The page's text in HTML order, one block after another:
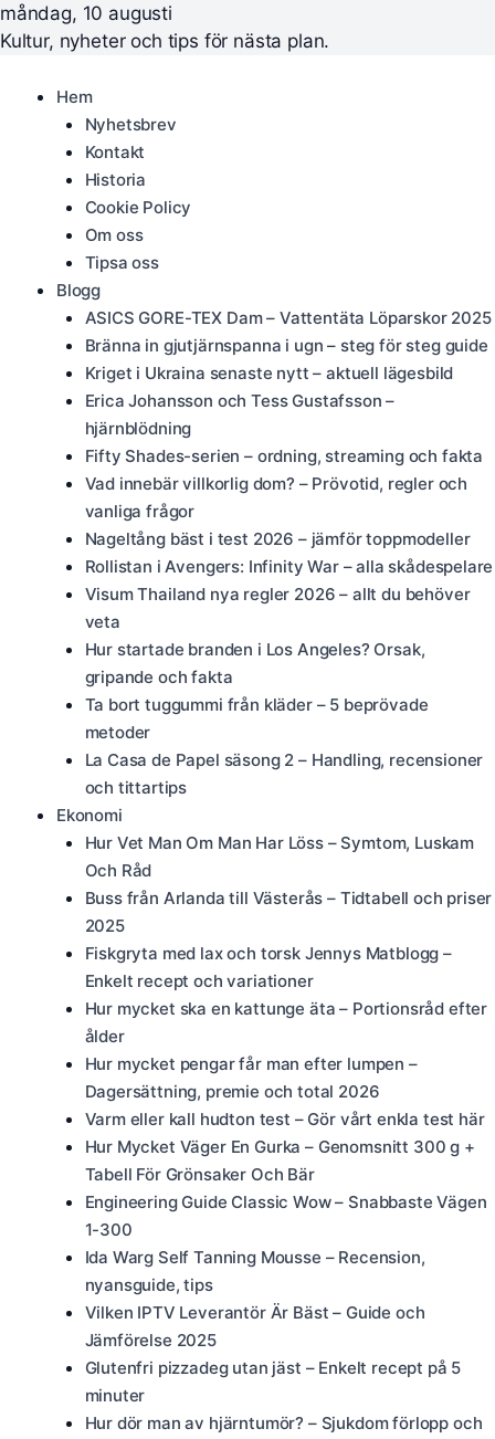
måndag, 10 augusti
Kultur, nyheter och tips för nästa plan.
Hem
Nyhetsbrev
Kontakt
Historia
Cookie Policy
Om oss
Tipsa oss
Blogg
ASICS GORE-TEX Dam – Vattentäta Löparskor 2025
Bränna in gjutjärnspanna i ugn – steg för steg guide
Kriget i Ukraina senaste nytt – aktuell lägesbild
Erica Johansson och Tess Gustafsson –
hjärnblödning
Fifty Shades-serien – ordning, streaming och fakta
Vad innebär villkorlig dom? – Prövotid, regler och
vanliga frågor
Nageltång bäst i test 2026 – jämför toppmodeller
Rollistan i Avengers: Infinity War – alla skådespelare
Visum Thailand nya regler 2026 – allt du behöver
veta
Hur startade branden i Los Angeles? Orsak,
gripande och fakta
Ta bort tuggummi från kläder – 5 beprövade
metoder
La Casa de Papel säsong 2 – Handling, recensioner
och tittartips
Ekonomi
Hur Vet Man Om Man Har Löss – Symtom, Luskam
Och Råd
Buss från Arlanda till Västerås – Tidtabell och priser
2025
Fiskgryta med lax och torsk Jennys Matblogg –
Enkelt recept och variationer
Hur mycket ska en kattunge äta – Portionsråd efter
ålder
Hur mycket pengar får man efter lumpen –
Dagersättning, premie och total 2026
Varm eller kall hudton test – Gör vårt enkla test här
Hur Mycket Väger En Gurka – Genomsnitt 300 g +
Tabell För Grönsaker Och Bär
Engineering Guide Classic Wow – Snabbaste Vägen
1-300
Ida Warg Self Tanning Mousse – Recension,
nyansguide, tips
Vilken IPTV Leverantör Är Bäst – Guide och
Jämförelse 2025
Glutenfri pizzadeg utan jäst – Enkelt recept på 5
minuter
Hur dör man av hjärntumör? – Sjukdom förlopp och